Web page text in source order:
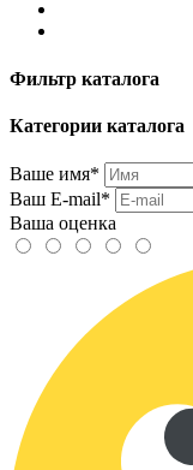
Фильтр каталога
Категории каталога
Ваше имя*
Ваш E-mail*
Ваша оценка